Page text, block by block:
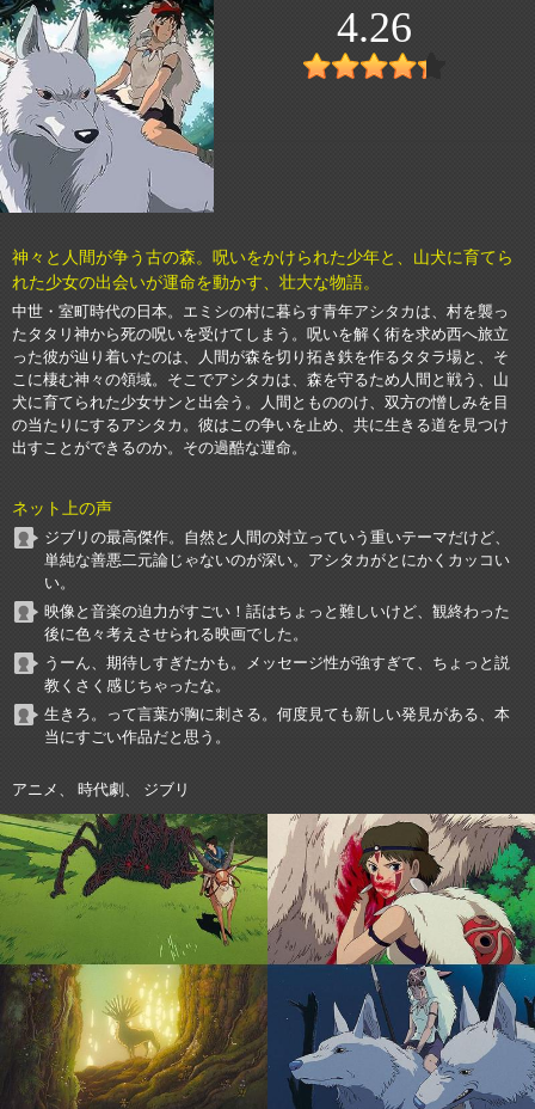
4.26
神々と人間が争う古の森。呪いをかけられた少年と、山犬に育てら
れた少女の出会いが運命を動かす、壮大な物語。
中世・室町時代の日本。エミシの村に暮らす青年アシタカは、村を襲っ
たタタリ神から死の呪いを受けてしまう。呪いを解く術を求め西へ旅立
った彼が辿り着いたのは、人間が森を切り拓き鉄を作るタタラ場と、そ
こに棲む神々の領域。そこでアシタカは、森を守るため人間と戦う、山
犬に育てられた少女サンと出会う。人間ともののけ、双方の憎しみを目
の当たりにするアシタカ。彼はこの争いを止め、共に生きる道を見つけ
出すことができるのか。その過酷な運命。
ネット上の声
ジブリの最高傑作。自然と人間の対立っていう重いテーマだけど、
単純な善悪二元論じゃないのが深い。アシタカがとにかくカッコい
い。
映像と音楽の迫力がすごい！話はちょっと難しいけど、観終わった
後に色々考えさせられる映画でした。
うーん、期待しすぎたかも。メッセージ性が強すぎて、ちょっと説
教くさく感じちゃったな。
生きろ。って言葉が胸に刺さる。何度見ても新しい発見がある、本
当にすごい作品だと思う。
アニメ、 時代劇、 ジブリ